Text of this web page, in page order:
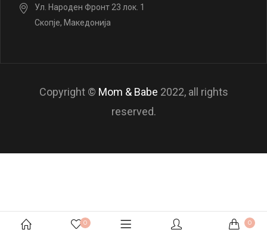
Ул. Народен Фронт 23 лок. 1
Скопје, Македонија
Copyright © Mom & Babe 2022, all rights
reserved.
0 0